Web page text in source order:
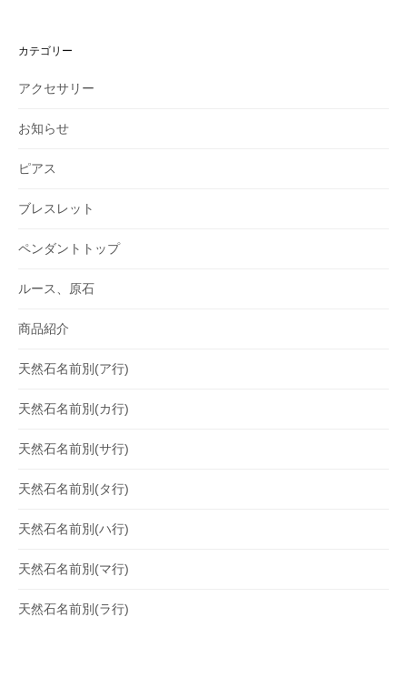
カテゴリー
アクセサリー
お知らせ
ピアス
ブレスレット
ペンダントトップ
ルース、原石
商品紹介
天然石名前別(ア行)
天然石名前別(カ行)
天然石名前別(サ行)
天然石名前別(タ行)
天然石名前別(ハ行)
天然石名前別(マ行)
天然石名前別(ラ行)